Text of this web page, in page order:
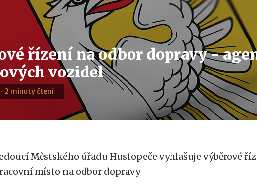
řízení na odbor dopravy -
vozidel
· 2 minuty čtení
Městského úřadu Hustopeče vyhlašuje výběrové
místo na odbor dopravy